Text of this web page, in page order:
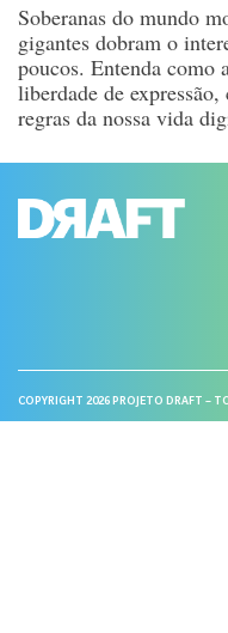
Soberanas do mundo
gigantes dobram o
poucos. Entenda como
liberdade de
regras da nossa vida
COPYRIGHT 2026 PROJETO DRAFT –